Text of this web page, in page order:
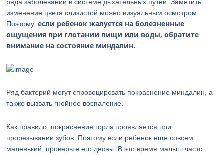
ряда заболеваний в системе дыхательных путей. Заметить
изменение цвета слизистой можно визуальным осмотром.
Поэтому,если ребенок жалуется на болезненные
ощущения при глотании пищи или воды, обратите
внимание на состояние миндалин.
Ряд бактерий могут спровоцировать покраснение миндалин, а
также вызвать гнойное воспаление.
Как правило, покраснение горла проявляется при
прорезывании зубов. Поэтому если ребенок еще совсем
маленький, проверьте его десны. В это время малыш часто